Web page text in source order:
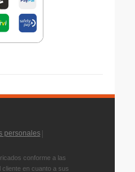
personales|
conforme a las
en cuanto a sus